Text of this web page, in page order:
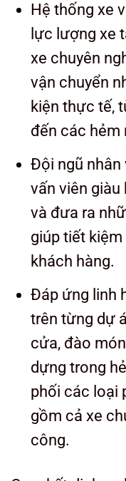
Hệ thống xe
lực lượng xe
xe chuyên
vận chuyển
kiện thực tế,
đến các hẻm
Đội ngũ
vấn viên giàu
và đưa ra
giúp tiết
khách hàng.
Đáp ứng linh
trên từng dự
cửa, đào
dựng trong
phối các loại
gồm cả xe
công.